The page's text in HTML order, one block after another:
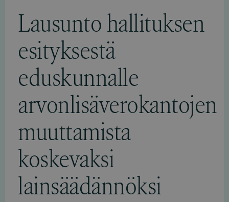
Lausunto hallituksen
esityksestä
eduskunnalle
arvonlisäverokantojen
muuttamista
koskevaksi
lainsäädännöksi